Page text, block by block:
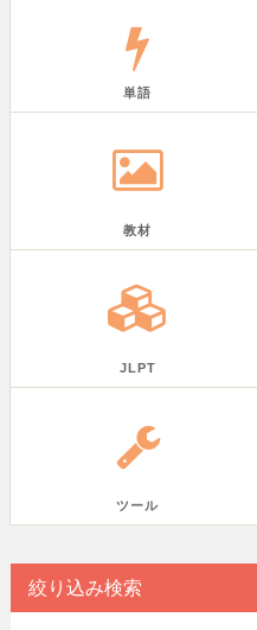
単語
教材
JLPT
ツール
絞り込み検索